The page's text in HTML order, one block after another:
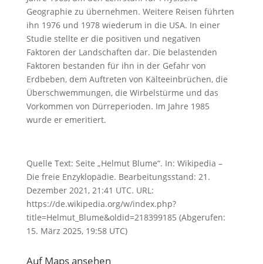
Geographie zu übernehmen. Weitere Reisen führten
ihn 1976 und 1978 wiederum in die USA. In einer
Studie stellte er die positiven und negativen
Faktoren der Landschaften dar. Die belastenden
Faktoren bestanden für ihn in der Gefahr von
Erdbeben, dem Auftreten von Kälteeinbrüchen, die
Überschwemmungen, die Wirbelstürme und das
Vorkommen von Dürreperioden. Im Jahre 1985
wurde er emeritiert.
Quelle Text: Seite „Helmut Blume“. In: Wikipedia –
Die freie Enzyklopädie. Bearbeitungsstand: 21.
Dezember 2021, 21:41 UTC. URL:
https://de.wikipedia.org/w/index.php?
title=Helmut_Blume&oldid=218399185 (Abgerufen:
15. März 2025, 19:58 UTC)
Auf Maps ansehen